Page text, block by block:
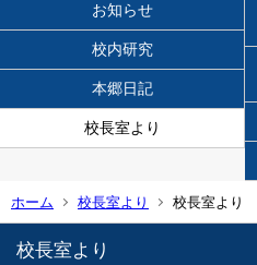
お知らせ
校内研究
本郷日記
校長室より
ホーム 校長室より 校長室より
校長室より